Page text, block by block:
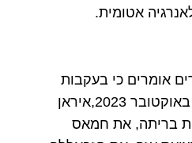
אטומית.
אומרים כי בעקבות
המלחמה שהחלה ב-7 באוקטובר 2023,איראן
בריתה, את חמאס